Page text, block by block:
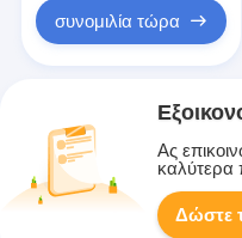
συνομιλία τώρα
Ας
καλύτερα
Δώστε